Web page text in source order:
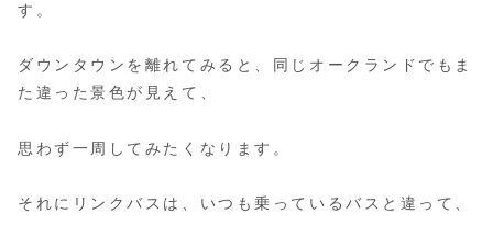
す。
ダウンタウンを離れてみると、同じオークランドでもま
た違った景色が見えて、
思わず一周してみたくなります。
それにリンクバスは、いつも乗っているバスと違って、